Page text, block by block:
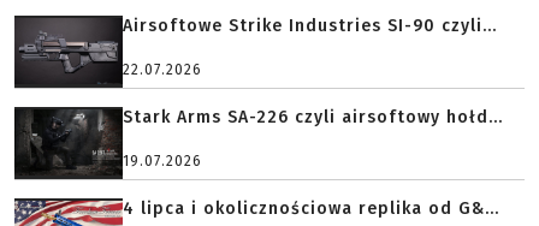
Airsoftowe Strike Industries SI-90 czyli...
22.07.2026
Stark Arms SA-226 czyli airsoftowy hołd...
19.07.2026
4 lipca i okolicznościowa replika od G&...